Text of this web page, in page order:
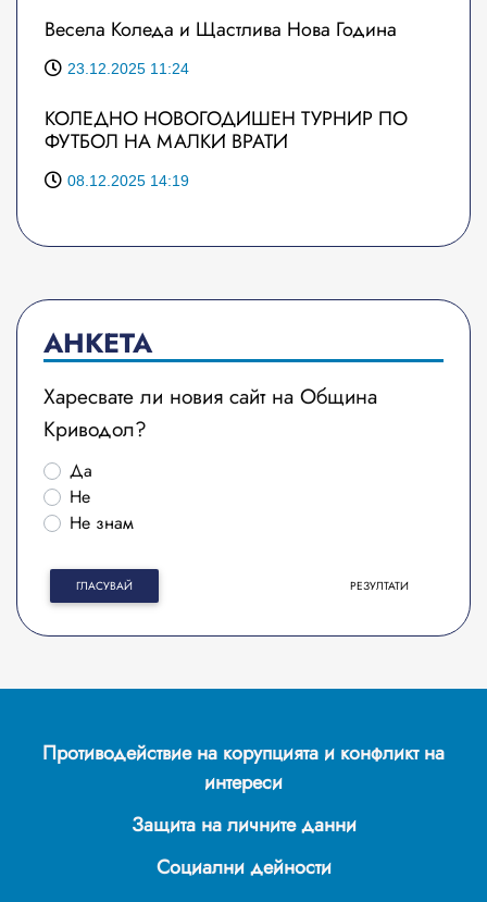
Весела Коледа и Щастлива Нова Година
23.12.2025 11:24
КОЛЕДНО НОВОГОДИШЕН ТУРНИР ПО
ФУТБОЛ НА МАЛКИ ВРАТИ
08.12.2025 14:19
АНКЕТА
Харесвате ли новия сайт на Община
Криводол?
Да
Не
Не знам
ГЛАСУВАЙ РЕЗУЛТАТИ
Противодействие на корупцията и конфликт на
интереси
Защита на личните данни
Социални дейности